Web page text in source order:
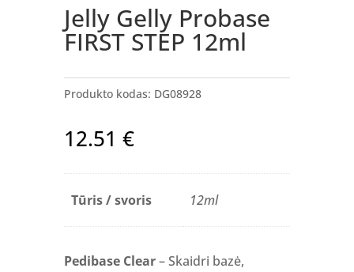
Jelly Gelly Probase
FIRST STEP 12ml
Produkto kodas: DG08928
12.51 €
Tūris / svoris 12ml
Pedibase Clear– Skaidri bazė,